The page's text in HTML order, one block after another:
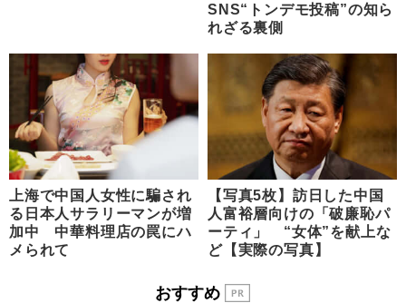
SNS“トンデモ投稿”の知ら
れざる裏側
上海で中国人女性に騙され
る日本人サラリーマンが増
加中 中華料理店の罠にハ
メられて
【写真5枚】訪日した中国
人富裕層向けの「破廉恥パ
ーティ」 “女体”を献上な
ど【実際の写真】
おすすめ